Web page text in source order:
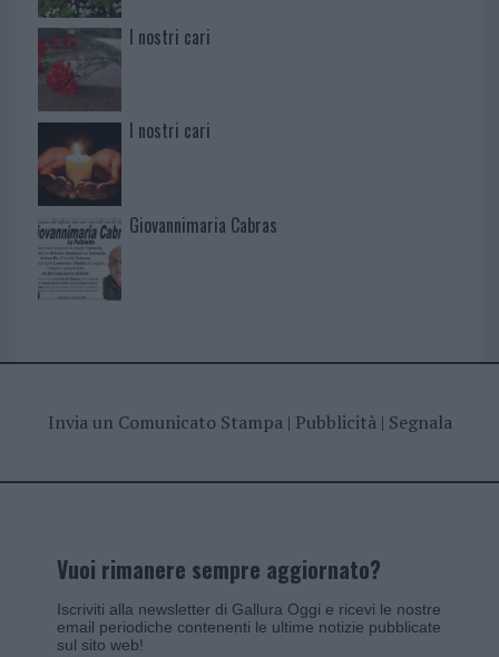
I nostri cari
I nostri cari
Giovannimaria Cabras
Invia un Comunicato Stampa| Pubblicità| Segnala
Vuoi rimanere sempre aggiornato?
Iscriviti alla newsletter di Gallura Oggi e ricevi le nostre
email periodiche contenenti le ultime notizie pubblicate
sul sito web!